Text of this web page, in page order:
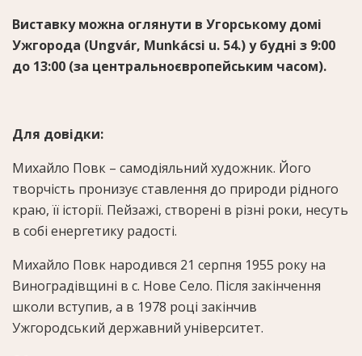
Виставку можна оглянути в Угорському домі
Ужгорода (Ungvár, Munkácsi u. 54.) у будні з 9:00
до 13:00 (за центральноєвропейським часом).
Для довідки:
Михайло Повк – самодіяльний художник. Його
творчість пронизує ставлення до природи рідного
краю, її історії. Пейзажі, створені в різні роки, несуть
в собі енергетику радості.
Михайло Повк народився 21 серпня 1955 року на
Виноградівщині в с. Нове Село. Після закінчення
школи вступив, а в 1978 році закінчив
Ужгородський державний університет.